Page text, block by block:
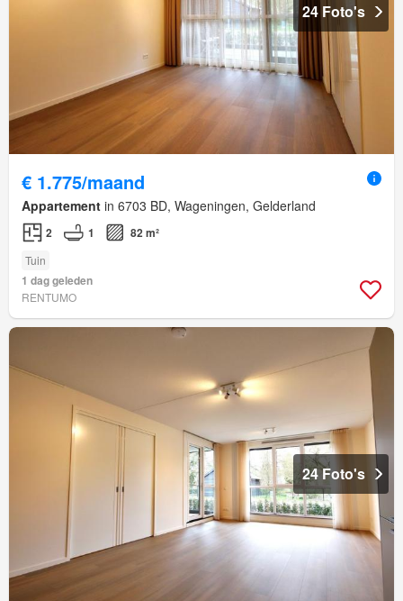
24 Foto's
€ 1.775/maand
Appartement in 6703 BD, Wageningen, Gelderland
2 1 82 m²
Tuin
1 dag geleden
RENTUMO
24 Foto's